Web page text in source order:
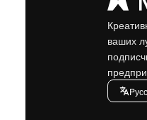
ваших